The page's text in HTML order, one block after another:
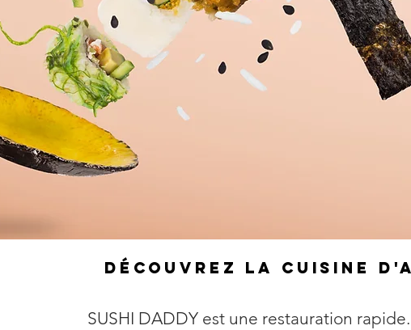
Découvrez la cuisine
SUSHI DADDY est une restauration rapide.